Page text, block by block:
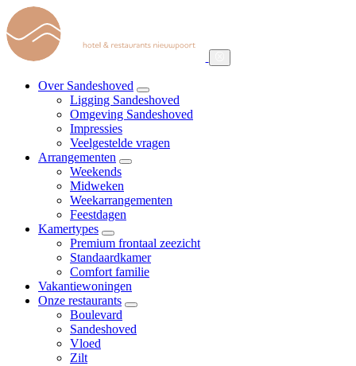
Skip
to
main
content
Hoofdnavigatie
Over Sandeshoved
Ligging Sandeshoved
Omgeving Sandeshoved
Impressies
Veelgestelde vragen
Arrangementen
Weekends
Midweken
Weekarrangementen
Feestdagen
Kamertypes
Premium frontaal zeezicht
Standaardkamer
Comfort familie
Vakantiewoningen
Onze restaurants
Boulevard
Sandeshoved
Vloed
Zilt